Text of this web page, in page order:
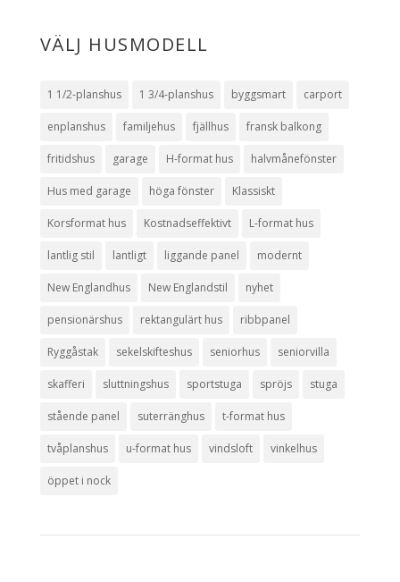
VÄLJ HUSMODELL
1 1/2-planshus 1 3/4-planshus byggsmart carport
enplanshus familjehus fjällhus fransk balkong
fritidshus garage H-format hus halvmånefönster
Hus med garage höga fönster Klassiskt
Korsformat hus Kostnadseffektivt L-format hus
lantlig stil lantligt liggande panel modernt
New Englandhus New Englandstil nyhet
pensionärshus rektangulärt hus ribbpanel
Ryggåstak sekelskifteshus seniorhus seniorvilla
skafferi sluttningshus sportstuga spröjs stuga
stående panel suterränghus t-format hus
tvåplanshus u-format hus vindsloft vinkelhus
öppet i nock